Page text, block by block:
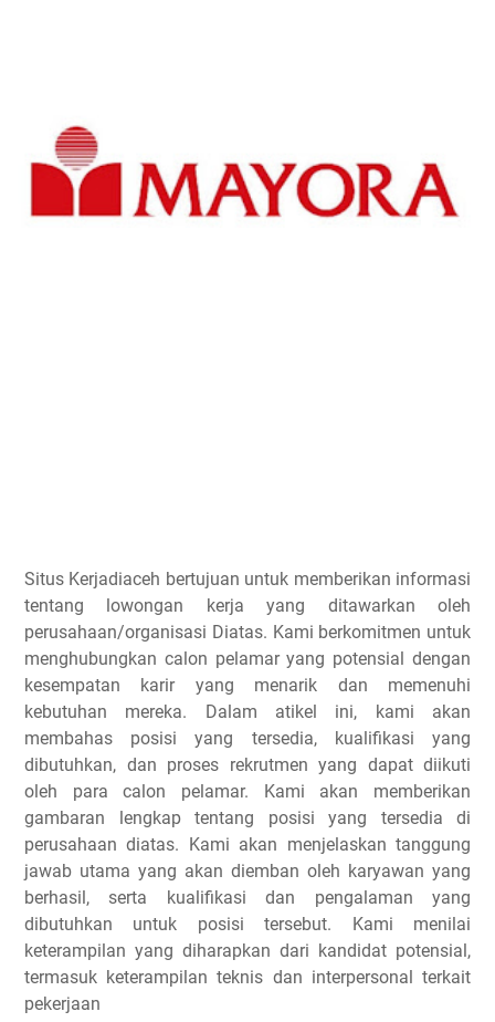
Situs Kerjadiaceh bertujuan untuk memberikan informasi
tentang lowongan kerja yang ditawarkan oleh
perusahaan/organisasi Diatas. Kami berkomitmen untuk
menghubungkan calon pelamar yang potensial dengan
kesempatan karir yang menarik dan memenuhi
kebutuhan mereka. Dalam atikel ini, kami akan
membahas posisi yang tersedia, kualifikasi yang
dibutuhkan, dan proses rekrutmen yang dapat diikuti
oleh para calon pelamar. Kami akan memberikan
gambaran lengkap tentang posisi yang tersedia di
perusahaan diatas. Kami akan menjelaskan tanggung
jawab utama yang akan diemban oleh karyawan yang
berhasil, serta kualifikasi dan pengalaman yang
dibutuhkan untuk posisi tersebut. Kami menilai
keterampilan yang diharapkan dari kandidat potensial,
termasuk keterampilan teknis dan interpersonal terkait
pekerjaan